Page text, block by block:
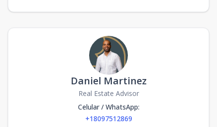
Daniel Martinez
Real Estate Advisor
Celular / WhatsApp:
+18097512869